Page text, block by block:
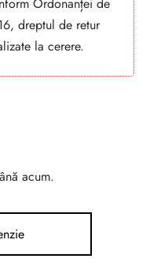
dreptul de retur
la cerere.
acum.